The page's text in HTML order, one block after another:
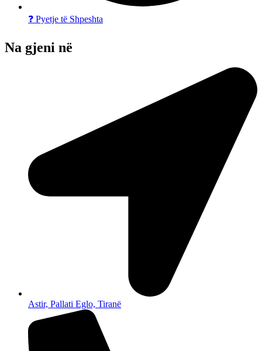
❓ Pyetje të Shpeshta
Na gjeni në
Astir, Pallati Eglo, Tiranë